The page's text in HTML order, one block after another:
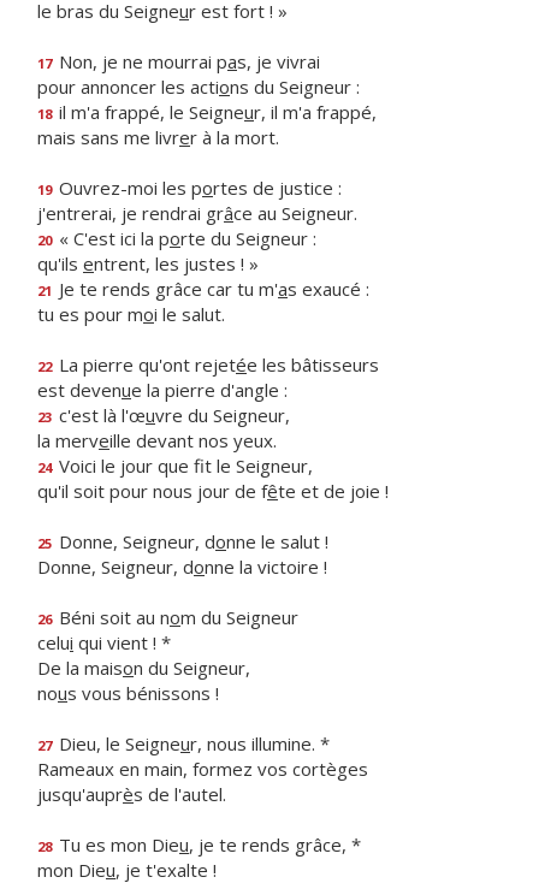
le bras du Seigneur est fort ! »
17 Non, je ne mourrai pas, je vivrai
pour annoncer les actions du Seigneur :
18 il m'a frappé, le Seigneur, il m'a frappé,
mais sans me livrer à la mort.
19 Ouvrez-moi les portes de justice :
j'entrerai, je rendrai grâce au Seigneur.
20 « C'est ici la porte du Seigneur :
qu'ils entrent, les justes ! »
21 Je te rends grâce car tu m'as exaucé :
tu es pour moi le salut.
22 La pierre qu'ont rejetée les bâtisseurs
est devenue la pierre d'angle :
23 c'est là l'œuvre du Seigneur,
la merveille devant nos yeux.
24 Voici le jour que ft le Seigneur,
qu'il soit pour nous jour de fête et de joie !
25 Donne, Seigneur, donne le salut !
Donne, Seigneur, donne la victoire !
26 Béni soit au nom du Seigneur
celui qui vient ! *
De la maison du Seigneur,
nous vous bénissons !
27 Dieu, le Seigneur, nous illumine. *
Rameaux en main, formez vos cortèges
jusqu'auprès de l'autel.
28 Tu es mon Dieu, je te rends grâce, *
mon Dieu, je t'exalte !